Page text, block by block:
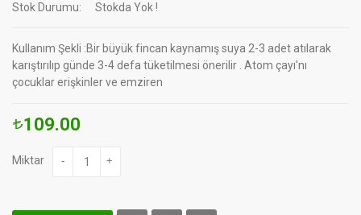
Stok Durumu:
Stokda Yok !
Kullanım Şekli :Bir büyük fincan kaynamış suya 2-3 adet atılarak
karıştırılıp günde 3-4 defa tüketilmesi önerilir . Atom çayı'nı
çocuklar erişkinler ve emziren
109.00
Miktar - +